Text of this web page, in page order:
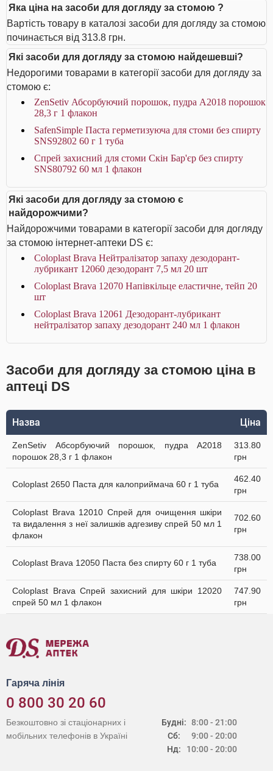
Яка ціна на засоби для догляду за стомою ?
Вартість товару в каталозі засоби для догляду за стомою
починається від 313.8 грн.
Які засоби для догляду за стомою найдешевші?
Недорогими товарами в категорії засоби для догляду за
стомою є:
ZenSetiv Абсорбуючий порошок, пудра A2018 порошок
28,3 г 1 флакон
SafenSimple Паста герметизуюча для стоми без спирту
SNS92802 60 г 1 туба
Спрей захисний для стоми Скін Бар'єр без спирту
SNS80792 60 мл 1 флакон
Які засоби для догляду за стомою є
найдорожчими?
Найдорожчими товарами в категорії засоби для догляду
за стомою інтернет-аптеки DS є:
Coloplast Brava Нейтралізатор запаху дезодорант-
лубрикант 12060 дезодорант 7,5 мл 20 шт
Coloplast Brava 12070 Напівкільце еластичне, тейп 20
шт
Coloplast Brava 12061 Дезодорант-лубрикант
нейтралізатор запаху дезодорант 240 мл 1 флакон
Засоби для догляду за стомою ціна в
аптеці DS
Назва Ціна
ZenSetiv Абсорбуючий порошок, пудра A2018
порошок 28,3 г 1 флакон
313.80
грн
Coloplast 2650 Паста для калоприймача 60 г 1 туба
462.40
грн
Coloplast Brava 12010 Cпрей для очищення шкіри
та видалення з неї залишків адгезиву спрей 50 мл 1
флакон
702.60
грн
Coloplast Brava 12050 Паста без спирту 60 г 1 туба
738.00
грн
Coloplast Brava Спрей захисний для шкіри 12020
спрей 50 мл 1 флакон
747.90
грн
Гаряча лінія
0 800 30 20 60
Будні:
Сб:
Нд:
8:00 - 21:00
9:00 - 20:00
10:00 - 20:00
Безкоштовно зі стаціонарних і
мобільних телефонів в Україні